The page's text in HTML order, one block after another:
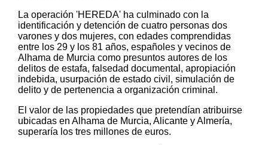
La operación 'HEREDA' ha culminado con la
identificación y detención de cuatro personas dos
varones y dos mujeres, con edades comprendidas
entre los 29 y los 81 años, españoles y vecinos de
Alhama de Murcia como presuntos autores de los
delitos de estafa, falsedad documental, apropiación
indebida, usurpación de estado civil, simulación de
delito y de pertenencia a organización criminal.
El valor de las propiedades que pretendían atribuirse
ubicadas en Alhama de Murcia, Alicante y Almería,
superaría los tres millones de euros.